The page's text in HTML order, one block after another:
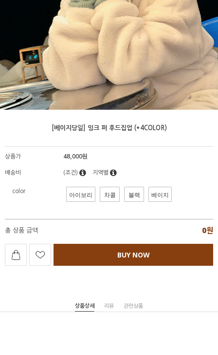
[베이지당일] 밍크 퍼 후드집업 (*4COLOR)
상품가 48,000원
배송비 (조건) 지역별
color 아이보리 차콜 블랙 베이지
총 상품 금액 0원
BUY NOW
상품상세 리뷰 관련상품